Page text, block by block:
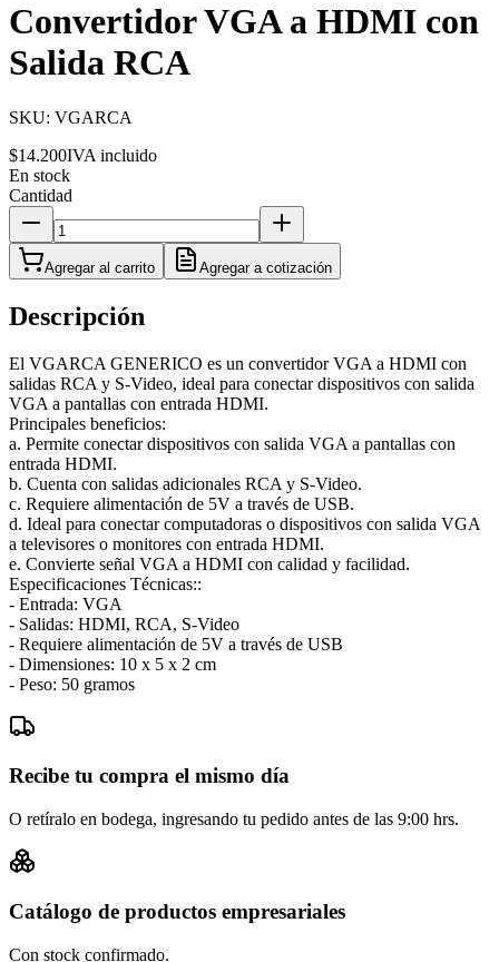
Convertidor VGA a HDMI con
Salida RCA
SKU: VGARCA
$14.200IVA incluido
En stock
Cantidad
Agregar al carrito Agregar a cotización
Descripción
El VGARCA GENERICO es un convertidor VGA a HDMI con
salidas RCA y S-Video, ideal para conectar dispositivos con salida
VGA a pantallas con entrada HDMI.
Principales beneficios:
a. Permite conectar dispositivos con salida VGA a pantallas con
entrada HDMI.
b. Cuenta con salidas adicionales RCA y S-Video.
c. Requiere alimentación de 5V a través de USB.
d. Ideal para conectar computadoras o dispositivos con salida VGA
a televisores o monitores con entrada HDMI.
e. Convierte señal VGA a HDMI con calidad y facilidad.
Especificaciones Técnicas::
- Entrada: VGA
- Salidas: HDMI, RCA, S-Video
- Requiere alimentación de 5V a través de USB
- Dimensiones: 10 x 5 x 2 cm
- Peso: 50 gramos
Recibe tu compra el mismo día
O retíralo en bodega, ingresando tu pedido antes de las 9:00 hrs.
Catálogo de productos empresariales
Con stock confirmado.